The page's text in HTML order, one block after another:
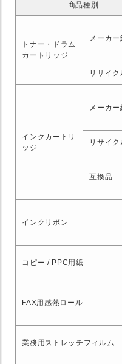
商品種別
トナー・ドラム
カートリッジ
メーカ
リサイ
インクカートリ
ッジ
メーカ
リサイ
互換品
インクリボン
コピー / PPC用紙
FAX用感熱ロール
業務用ストレッチフィルム